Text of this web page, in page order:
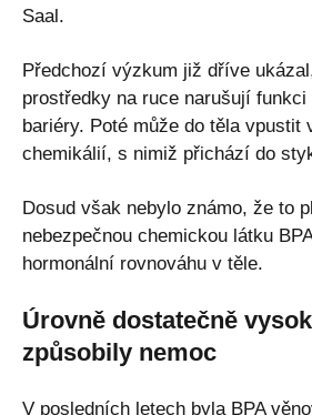
Saal.
Předchozí výzkum již dříve
prostředky na ruce narušují
bariéry. Poté může do těla vpustit
chemikálií, s nimiž přichází do
Dosud však nebylo známo, že to
nebezpečnou chemickou látku
hormonální rovnováhu v těle.
Úrovně dostatečně
způsobily nemoc
V posledních letech byla BPA